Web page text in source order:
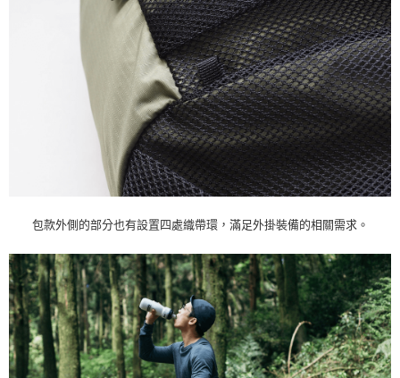
包款外側的部分也有設置四處織帶環，滿足外掛裝備的相關需求。